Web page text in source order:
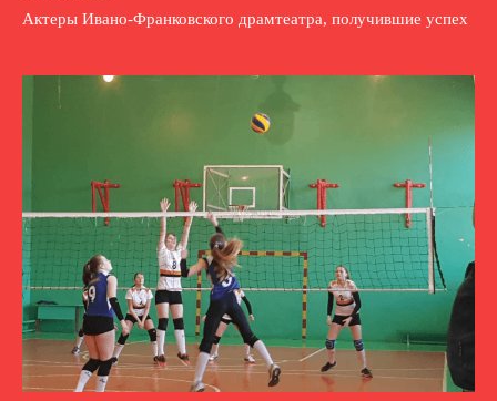
Актеры Ивано-Франковского драмтеатра, получившие успех